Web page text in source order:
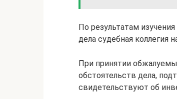
По результатам
дела судебная
При принятии
обстоятельств дела,
свидетельствуют об